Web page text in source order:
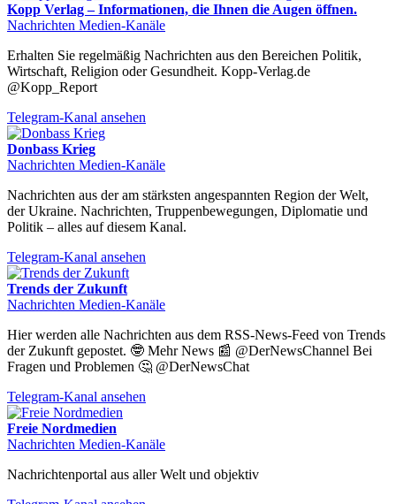
Kopp Verlag – Informationen, die Ihnen die Augen öffnen.
Nachrichten Medien-Kanäle
Erhalten Sie regelmäßig Nachrichten aus den Bereichen Politik,
Wirtschaft, Religion oder Gesundheit. Kopp-Verlag.de
@Kopp_Report
Telegram-Kanal ansehen
Donbass Krieg
Nachrichten Medien-Kanäle
Nachrichten aus der am stärksten angespannten Region der Welt,
der Ukraine. Nachrichten, Truppenbewegungen, Diplomatie und
Politik – alles auf diesem Kanal.
Telegram-Kanal ansehen
Trends der Zukunft
Nachrichten Medien-Kanäle
Hier werden alle Nachrichten aus dem RSS-News-Feed von Trends
der Zukunft gepostet. 🤓 Mehr News 📰 @DerNewsChannel Bei
Fragen und Problemen 🤔 @DerNewsChat
Telegram-Kanal ansehen
Freie Nordmedien
Nachrichten Medien-Kanäle
Nachrichtenportal aus aller Welt und objektiv